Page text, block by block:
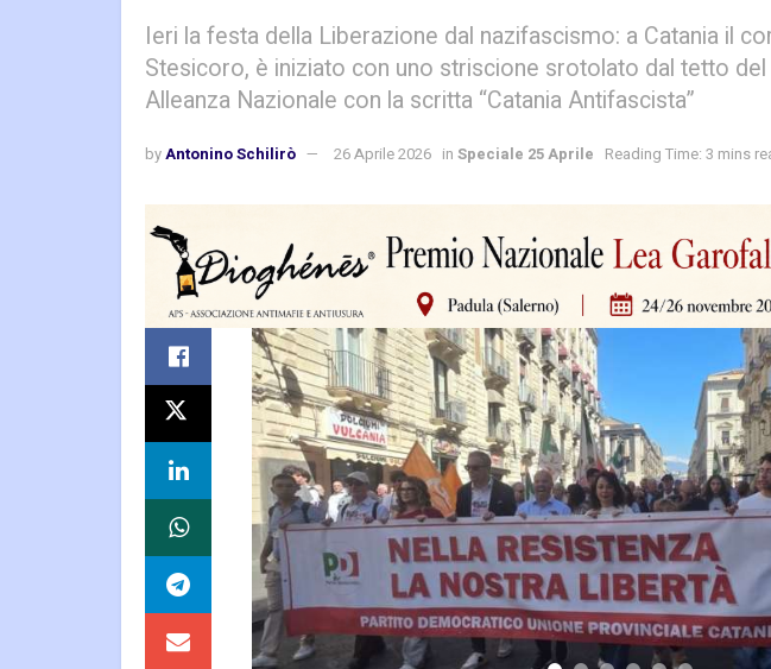
Ieri la festa della Liberazione dal nazifascismo: a Catania il
Stesicoro, è iniziato con uno striscione srotolato dal tetto
Alleanza Nazionale con la scritta “Catania Antifascista”
byAntonino Schilirò 26 Aprile 2026 in Speciale 25 Aprile Reading Time: 3 mins